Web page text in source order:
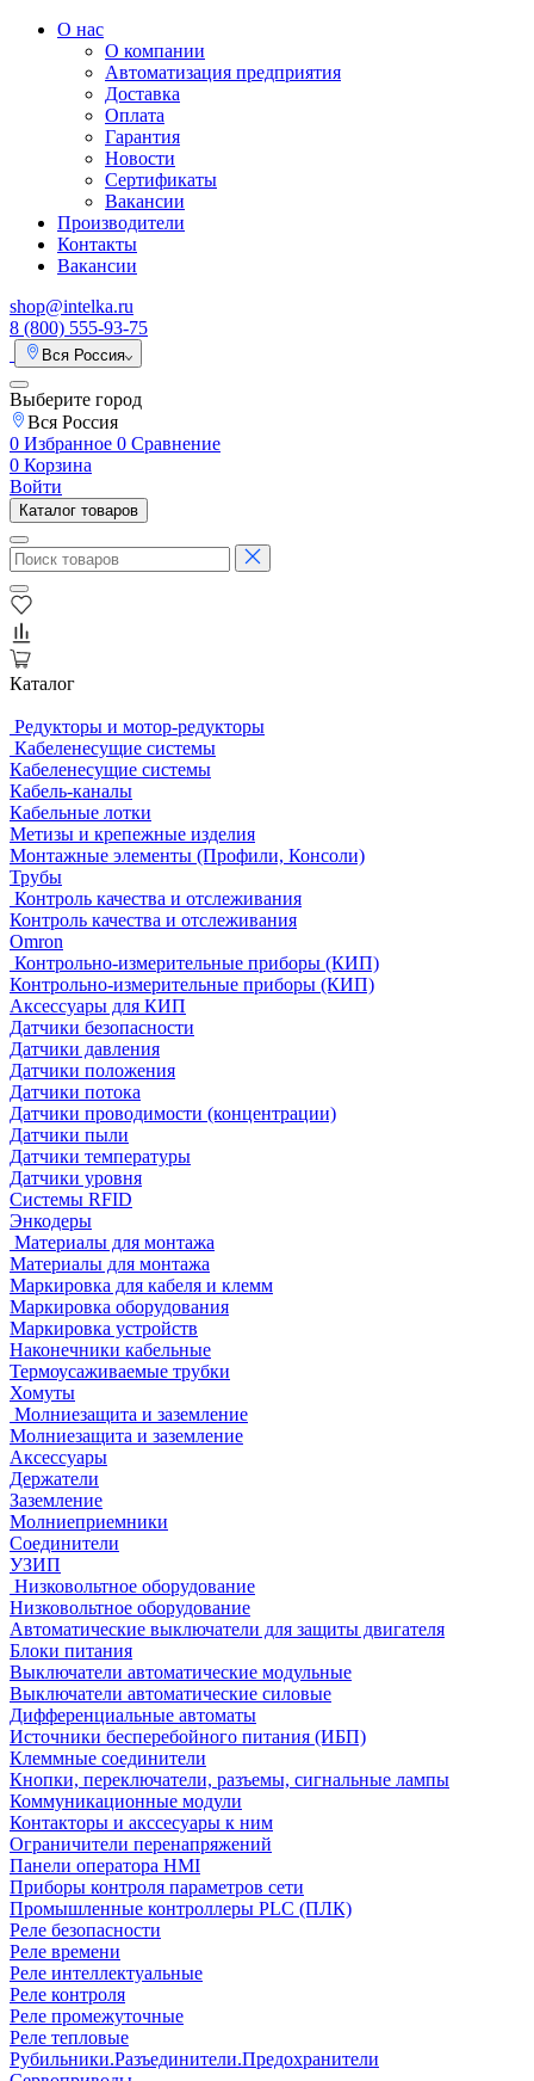
О нас
О компании
Автоматизация предприятия
Доставка
Оплата
Гарантия
Новости
Сертификаты
Вакансии
Производители
Контакты
Вакансии
shop@intelka.ru
8 (800) 555-93-75
Вся Россия
Выберите город
Вся Россия
0 Избранное 0 Сравнение
0 Корзина
Войти
Каталог товаров
Каталог
Редукторы и мотор-редукторы
Кабеленесущие системы
Кабеленесущие системы
Кабель-каналы
Кабельные лотки
Метизы и крепежные изделия
Монтажные элементы (Профили, Консоли)
Трубы
Контроль качества и отслеживания
Контроль качества и отслеживания
Omron
Контрольно-измерительные приборы (КИП)
Контрольно-измерительные приборы (КИП)
Аксессуары для КИП
Датчики безопасности
Датчики давления
Датчики положения
Датчики потока
Датчики проводимости (концентрации)
Датчики пыли
Датчики температуры
Датчики уровня
Системы RFID
Энкодеры
Материалы для монтажа
Материалы для монтажа
Маркировка для кабеля и клемм
Маркировка оборудования
Маркировка устройств
Наконечники кабельные
Термоусаживаемые трубки
Хомуты
Молниезащита и заземление
Молниезащита и заземление
Аксессуары
Держатели
Заземление
Молниеприемники
Соединители
УЗИП
Низковольтное оборудование
Низковольтное оборудование
Автоматические выключатели для защиты двигателя
Блоки питания
Выключатели автоматические модульные
Выключатели автоматические силовые
Дифференциальные автоматы
Источники бесперебойного питания (ИБП)
Клеммные соединители
Кнопки, переключатели, разъемы, сигнальные лампы
Коммуникационные модули
Контакторы и акссесуары к ним
Ограничители перенапряжений
Панели оператора HMI
Приборы контроля параметров сети
Промышленные контроллеры PLC (ПЛК)
Реле безопасности
Реле времени
Реле интеллектуальные
Реле контроля
Реле промежуточные
Реле тепловые
Рубильники.Разъединители.Предохранители